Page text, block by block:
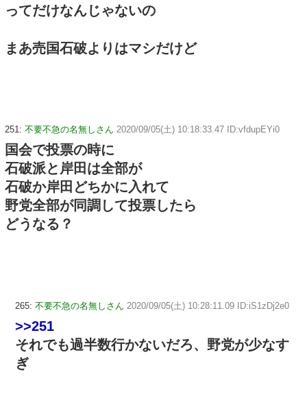
ってだけなんじゃないの
まあ売国石破よりはマシだけど
251: 不要不急の名無しさん 2020/09/05(土) 10:18:33.47 ID:vfdupEYi0
国会で投票の時に
石破派と岸田は全部が
石破か岸田どちかに入れて
野党全部が同調して投票したら
どうなる？
265: 不要不急の名無しさん 2020/09/05(土) 10:28:11.09 ID:iS1zDj2e0
>>251
それでも過半数行かないだろ、野党が少なす
ぎ